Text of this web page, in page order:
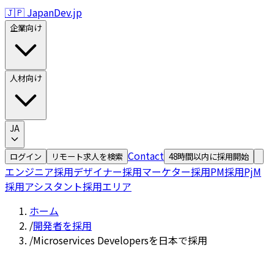
🇯🇵 JapanDev.jp
企業向け
人材向け
JA
ログイン リモート求人を検索 Contact 48時間以内に採用開始
エンジニア採用デザイナー採用マーケター採用PM採用PjM
採用アシスタント採用エリア
ホーム
/開発者を採用
/Microservices Developersを日本で採用